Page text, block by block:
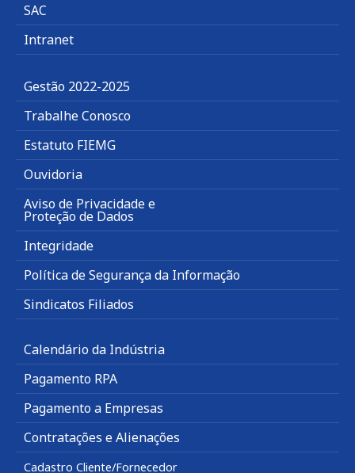
SAC
Intranet
Gestão 2022-2025
Trabalhe Conosco
Estatuto FIEMG
Ouvidoria
Aviso de Privacidade e
Proteção de Dados
Integridade
Política de Segurança da Informação
Sindicatos Filiados
Calendário da Indústria
Pagamento RPA
Pagamento a Empresas
Contratações e Alienações
Cadastro Cliente/Fornecedor